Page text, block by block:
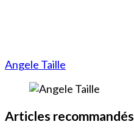
Angele Taille
Articles recommandés